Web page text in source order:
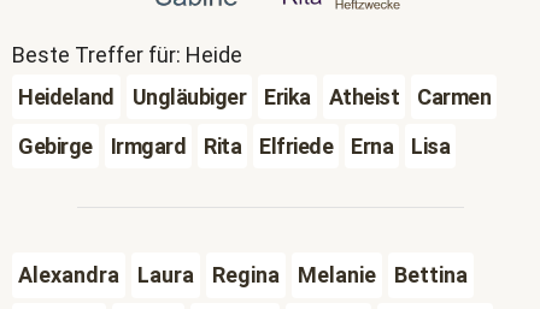
Beste Treffer für: Heide
Heideland
Ungläubiger Erika Atheist
Carmen
Gebirge
Irmgard Rita Elfriede Erna Lisa
Alexandra Laura Regina Melanie
Bettina